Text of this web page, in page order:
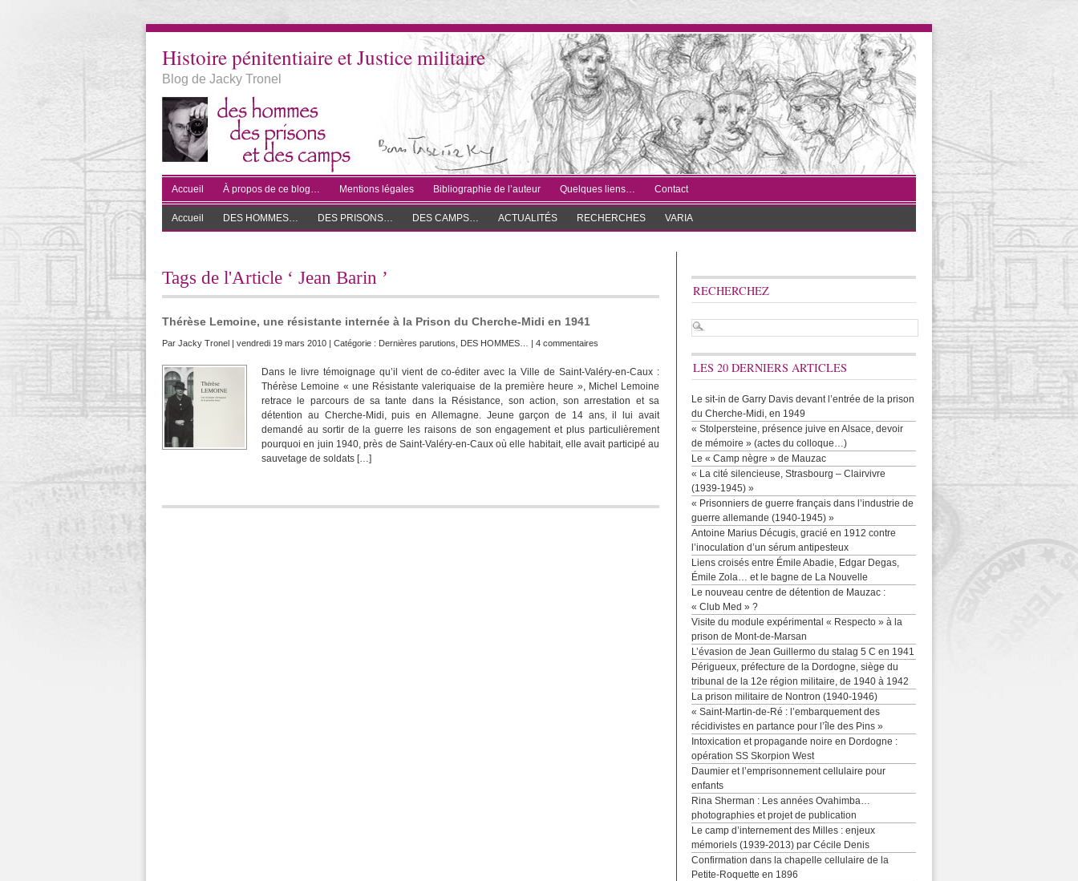
Histoire pénitentiaire et Justice militaire
Blog de Jacky Tronel
Accueil À propos de ce blog… Mentions légales Bibliographie de l’auteur Quelques liens… Contact
Accueil DES HOMMES… DES PRISONS… DES CAMPS… ACTUALITÉS RECHERCHES VARIA
Tags de l'Article ‘ Jean Barin ’
Thérèse Lemoine, une résistante internée à la Prison du Cherche-Midi en 1941
Par Jacky Tronel | vendredi 19 mars 2010 | Catégorie : Dernières parutions DES HOMMES… | 4 commentaires
Dans le livre témoignage qu’il vient de co-éditer avec la Ville de Saint-Valéry-en-Caux :
Thérèse Lemoine « une Résistante valeriquaise de la première heure », Michel Lemoine
retrace le parcours de sa tante dans la Résistance, son action, son arrestation et sa
détention au Cherche-Midi, puis en Allemagne. Jeune garçon de 14 ans, il lui avait
demandé au sortir de la guerre les raisons de son engagement et plus particulièrement
pourquoi en juin 1940, près de Saint-Valéry-en-Caux où elle habitait, elle avait participé au
sauvetage de soldats […]
RECHERCHEZ
LES 20 DERNIERS ARTICLES
Le sit-in de Garry Davis devant l’entrée de la prison
du Cherche-Midi, en 1949
« Stolpersteine, présence juive en Alsace, devoir
de mémoire » (actes du colloque…)
Le « Camp nègre » de Mauzac
« La cité silencieuse, Strasbourg – Clairvivre
(1939-1945) »
« Prisonniers de guerre français dans l’industrie de
guerre allemande (1940-1945) »
Antoine Marius Décugis, gracié en 1912 contre
l’inoculation d’un sérum antipesteux
Liens croisés entre Émile Abadie, Edgar Degas,
Émile Zola… et le bagne de La Nouvelle
Le nouveau centre de détention de Mauzac :
« Club Med » ?
Visite du module expérimental « Respecto » à la
prison de Mont-de-Marsan
L’évasion de Jean Guillermo du stalag 5 C en 1941
Périgueux, préfecture de la Dordogne, siège du
tribunal de la 12e région militaire, de 1940 à 1942
La prison militaire de Nontron (1940-1946)
« Saint-Martin-de-Ré : l’embarquement des
récidivistes en partance pour l’île des Pins »
Intoxication et propagande noire en Dordogne :
opération SS Skorpion West
Daumier et l’emprisonnement cellulaire pour
enfants
Rina Sherman : Les années Ovahimba…
photographies et projet de publication
Le camp d’internement des Milles : enjeux
mémoriels (1939-2013) par Cécile Denis
Confirmation dans la chapelle cellulaire de la
Petite-Roquette en 1896